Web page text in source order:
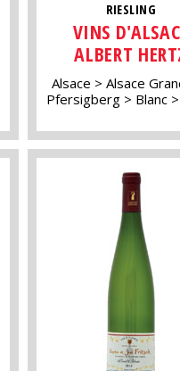
RIESLING
VINS
ALBERT
Alsace
Alsace
Pfersigberg
Blanc